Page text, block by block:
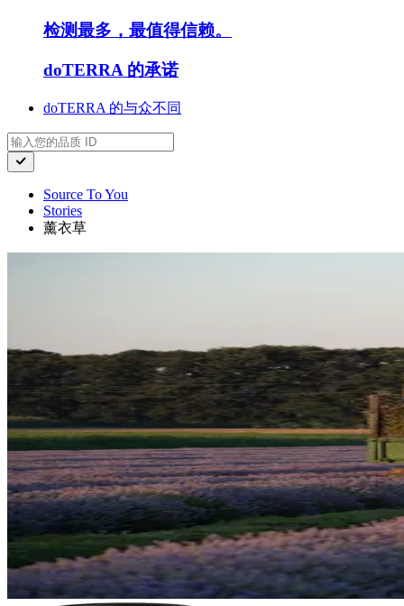
检测最多，最值得信赖。
doTERRA 的承诺
doTERRA 的与众不同
Source To You
Stories
薰衣草